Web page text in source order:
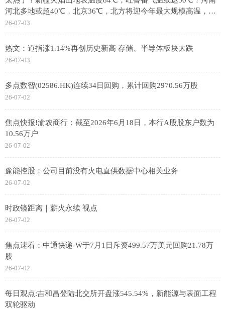
河北多地或超40℃，北京36℃，北方将迎今年最大规模高温，专
家分析
26-07-03
热文：道指涨1.14%再创历史新高 存储、半导体板块大跌
26-07-03
多点数智(02586.HK)连续34日回购，累计回购2970.56万股
26-07-02
焦点快报!渝农商行：截至2026年6月18日，本行A股股东户数为
10.56万户
26-07-02
豫能控股：公司目前没有火电直供数据中心相关业务
26-07-02
时政镜距离｜薪火永续 视点
26-07-02
焦点速看：中通快递-W于7月1日斥资499.57万美元回购21.78万
股
26-07-02
每日观点:吉和昌登陆北交所开盘涨545.54%，新能源与表面工程
双轮驱动